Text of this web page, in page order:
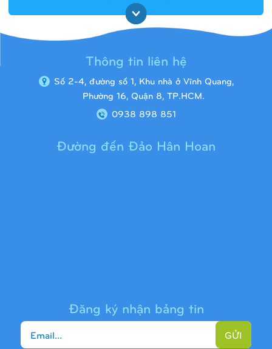
Thông tin liên hệ
Số 2-4, đường số 1, Khu nhà ở Vĩnh Quang,
Phường 16, Quận 8, TP.HCM.
0938 898 851
Đường đến Đảo Hân Hoan
Đăng ký nhận bảng tin
GỬI